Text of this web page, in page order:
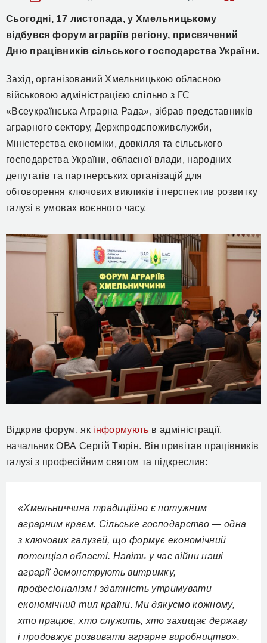
Сьогодні, 17 листопада, у Хмельницькому
відбувся форум аграріїв регіону, присвячений
Дню працівників сільського господарства України.
Захід, організований Хмельницькою обласною
військовою адміністрацією спільно з ГС
«Всеукраїнська Аграрна Рада», зібрав представників
аграрного сектору, Держпродспоживслужби,
Міністерства економіки, довкілля та сільського
господарства України, обласної влади, народних
депутатів та партнерських організацій для
обговорення ключових викликів і перспектив розвитку
галузі в умовах воєнного часу.
Відкрив форум, як інформують в адміністрації,
начальник ОВА Сергій Тюрін. Він привітав працівників
галузі з професійним святом та підкреслив:
«Хмельниччина традиційно є потужним
аграрним краєм. Сільське господарство — одна
з ключових галузей, що формує економічний
потенціал області. Навіть у час війни наші
аграрії демонструють витримку,
професіоналізм і здатність утримувати
економічний тил країни. Ми дякуємо кожному,
хто працює, хто служить, хто захищає державу
і продовжує розвивати аграрне виробництво».